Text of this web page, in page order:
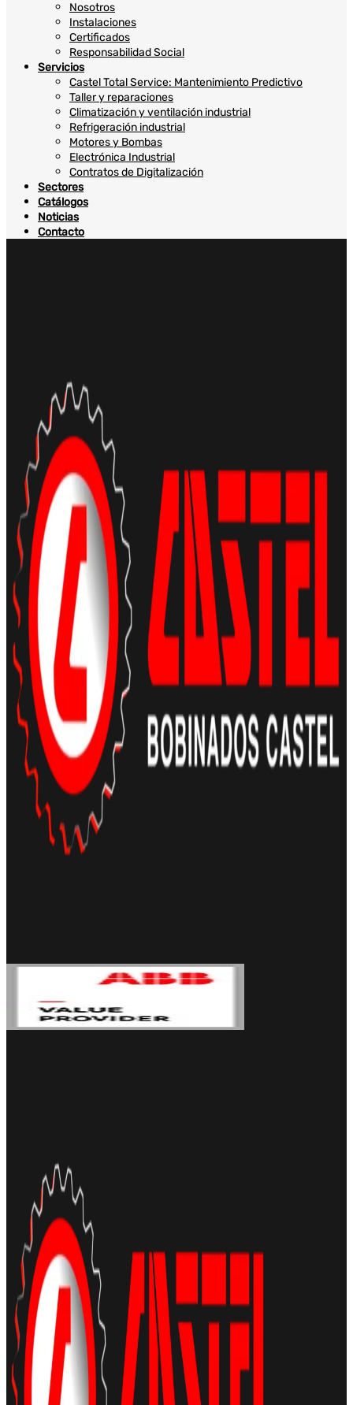
Nosotros
Instalaciones
Certificados
Responsabilidad Social
Servicios
Castel Total Service: Mantenimiento Predictivo
Taller y reparaciones
Climatización y ventilación industrial
Refrigeración industrial
Motores y Bombas
Electrónica Industrial
Contratos de Digitalización
Sectores
Catálogos
Noticias
Contacto